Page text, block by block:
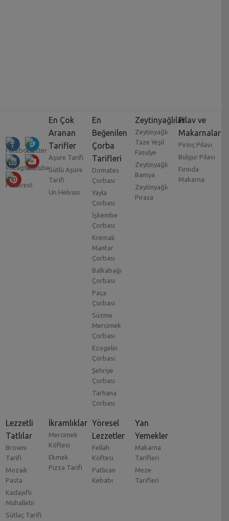
En Çok
Aranan
Tarifler
Aşure Tarifi
Sütlü Aşure
Tarifi
Un Helvası
En
Beğenilen
Çorba
Tarifleri
Domates
Çorbası
Yayla
Çorbası
İşkembe
Çorbası
Kremalı
Mantar
Çorbası
Balkabağı
Çorbası
Paça
Çorbası
Süzme
Mercimek
Çorbası
Ezogelin
Çorbası
Şehriye
Çorbası
Tarhana
Çorbası
Zeytinyağlılar
Zeytinyağlı
Taze Yeşil
Fasulye
Zeytinyağlı
Bamya
Zeytinyağlı
Pırasa
Pilav ve
Makarnalar
Pirinç Pilavı
Bulgur Pilavı
Fırında
Makarna
Lezzetli
Tatlılar
Browni
Tarifi
Mozaik
Pasta
Kadayıflı
Muhallebi
Sütlaç Tarifi
İkramlıklar
Mercimek
Köftesi
Ekmek
Pizza Tarifi
Yöresel
Lezzetler
Fellah
Köftesi
Patlıcan
Kebabı
Yan
Yemekler
Makarna
Tarifleri
Meze
Tarifleri